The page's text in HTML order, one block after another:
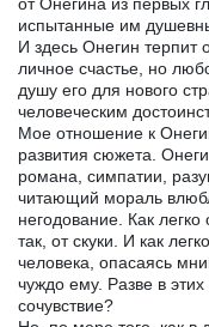
испытанные им
И здесь Онегин терпит
личное счастье, но
душу его для нового
человеческим
Мое отношение к
развития сюжета.
романа, симпатии,
читающий мораль
негодование. Как
так, от скуки. И как
человека, опасаясь
чуждо ему. Разве в
сочувствие?